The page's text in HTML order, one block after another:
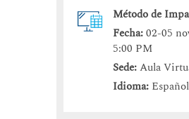
Método de
Fecha:02-05
5:00 PM
Sede:Aula
Idioma: Español